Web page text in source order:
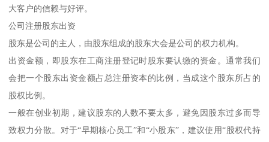
大客户的信赖与好评。
公司注册股东出资
股东是公司的主人，由股东组成的股东大会是公司的权力机构。
出资金额，即股东在工商注册登记时股东要认缴的资金。通常我们
会把一个股东出资金额占总注册资本的比例，当成这个股东所占的
股权比例。
一般在创业初期，建议股东的人数不要太多，避免因股东过多而导
致权力分散。对于“早期核心员工”和“小股东”，建议使用“股权代持